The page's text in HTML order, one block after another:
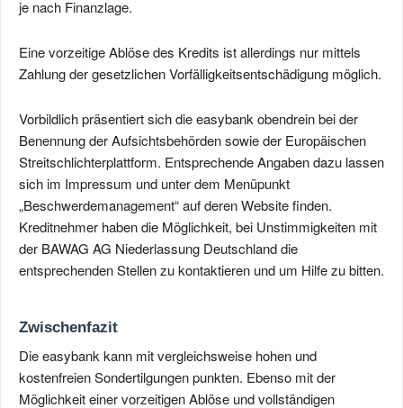
je nach Finanzlage.
Eine vorzeitige Ablöse des Kredits ist allerdings nur mittels
Zahlung der gesetzlichen Vorfälligkeitsentschädigung möglich.
Vorbildlich präsentiert sich die easybank obendrein bei der
Benennung der Aufsichtsbehörden sowie der Europäischen
Streitschlichterplattform. Entsprechende Angaben dazu lassen
sich im Impressum und unter dem Menüpunkt
„Beschwerdemanagement“ auf deren Website finden.
Kreditnehmer haben die Möglichkeit, bei Unstimmigkeiten mit
der BAWAG AG Niederlassung Deutschland die
entsprechenden Stellen zu kontaktieren und um Hilfe zu bitten.
Zwischenfazit
Die easybank kann mit vergleichsweise hohen und
kostenfreien Sondertilgungen punkten. Ebenso mit der
Möglichkeit einer vorzeitigen Ablöse und vollständigen